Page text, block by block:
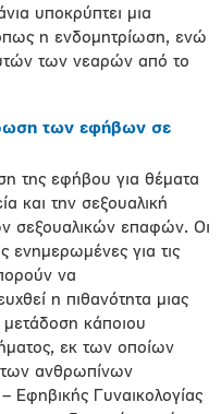
υποκρύπτει μια
η ενδομητρίωση, ενώ
των νεαρών από το
των εφήβων σε
της εφήβου για θέματα
και την σεξουαλική
σεξουαλικών επαφών. Οι
ενημερωμένες για τις
να
η πιθανότητα μιας
κάποιου
εκ των οποίων
των ανθρωπίνων
Εφηβικής Γυναικολογίας